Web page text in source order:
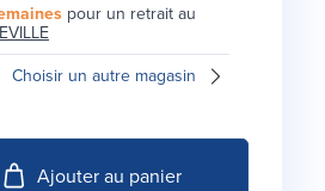
pour un retrait au
Choisir un autre magasin
Ajouter au panier